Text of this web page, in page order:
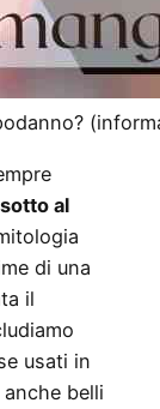
al
di una
il
usati in
belli